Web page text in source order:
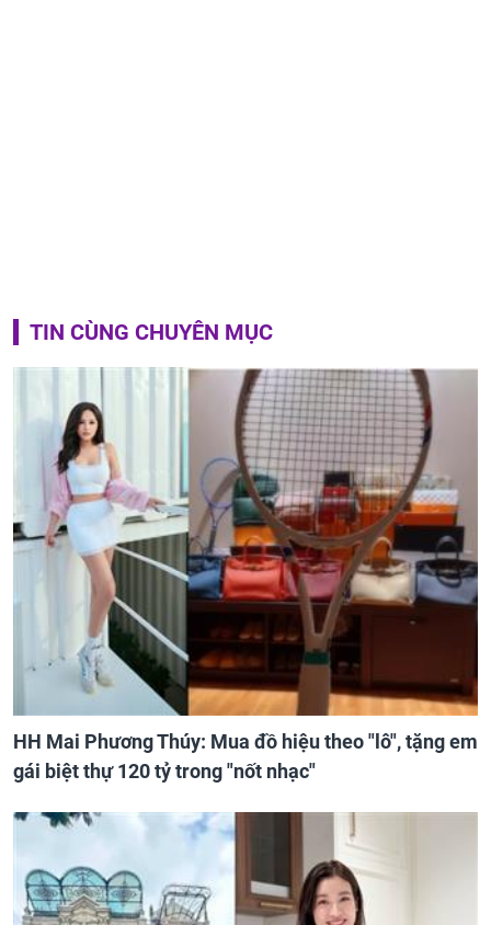
TIN CÙNG CHUYÊN MỤC
HH Mai Phương Thúy: Mua đồ hiệu theo "lô", tặng em
gái biệt thự 120 tỷ trong "nốt nhạc"